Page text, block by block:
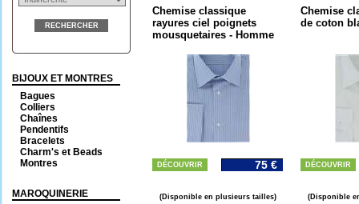
RECHERCHER
BIJOUX ET MONTRES
Bagues
Colliers
Chaînes
Pendentifs
Bracelets
Charm's et Beads
Montres
MAROQUINERIE
Chemise classique
rayures ciel poignets
mousquetaires - Homme
DÉCOUVRIR 75 €
(Disponible en plusieurs tailles)
Chemise
de coton
DÉCOUVRIR
(Disponible